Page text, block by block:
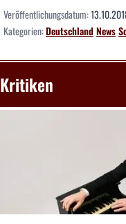
Veröffentlichungsdatum:
Kategorien:DeutschlandNews
Kritiken